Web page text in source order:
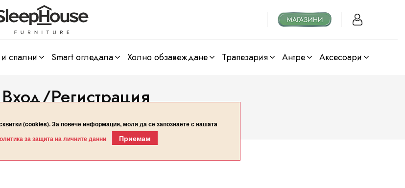
спални smart огледала холно обзавеждане трапезария антре аксесоари
Вход/Регистрация
Начало Вход/Регистрация
(cookies). За повече информация, моля да се запознаете с нашaтa
за защита на личните данни
Приемам